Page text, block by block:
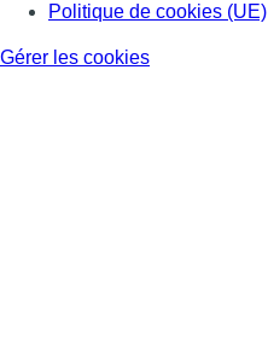
Politique de cookies (UE)
Gérer les cookies